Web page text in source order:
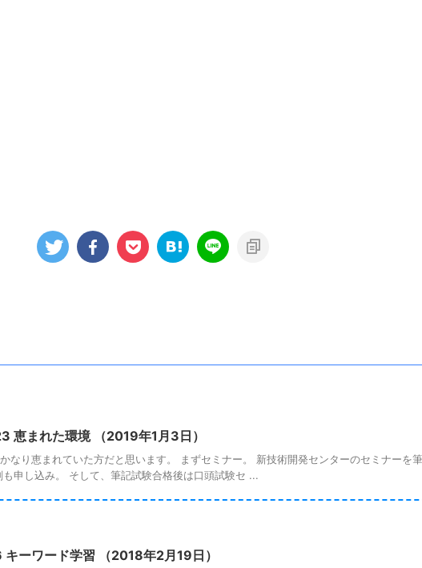
恵まれた環境 （2019年1月3日）
なり恵まれていた方だと思います。 まずセミナー。 新技術開発センターのセミナーを
申し込み。 そして、筆記試験合格後は口頭試験セ ...
ーワード学習 （2018年2月19日）